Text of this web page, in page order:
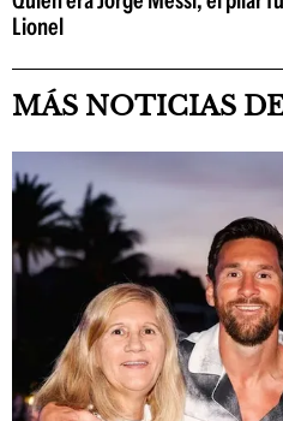
Lionel
MÁS NOTICIAS